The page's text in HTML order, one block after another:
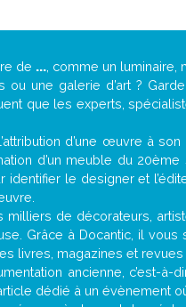
de ..., comme un luminaire,
une galerie d’art ?
que les experts,
d’une œuvre à
d’un meuble du
le designer et
de décorateurs,
Grâce à Docantic, il
livres, magazines et
ancienne, c’est-à-
dédié à un évènement